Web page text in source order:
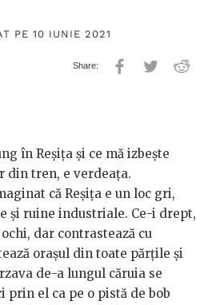
PE 10 IUNIE 2021
în Reșița și ce mă izbește
din tren, e verdeața.
că Reșița e un loc gri,
și ruine industriale. Ce-i drept,
dar contrastează cu
orașul din toate părțile și
de-a lungul căruia se
prin el ca pe o pistă de bob